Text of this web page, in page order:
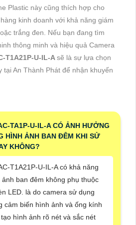
Plastic này cũng thích hợp cho
kinh doanh với khả năng giám
trắng đen. Nếu bạn đang tìm
thông minh và hiệu quả Camera
T1A21P-U-IL-Asẽ là sự lựa chọn
tại An Thành Phát để nhận khuyến
TA1P-U-IL-A CÓ ẢNH HƯỞNG
HÌNH ẢNH BAN ĐÊM KHI SỬ
KHÔNG?
T1A21P-U-IL-A có khả năng
ban đêm không phụ thuộc
LED. là do camera sử dụng
cảm biến hình ảnh và ống kính
hình ảnh rõ nét và sắc nét